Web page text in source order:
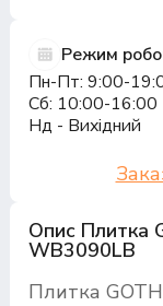
Опис Плитка
WB3090LB
Плитка
Режим
Пн-Пт: 9:00-
Сб: 10:00-16:00
Нд - Вихідний